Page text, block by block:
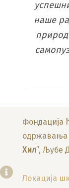
наше
Фондација
одржавања
Хил”, Љубе
Локација